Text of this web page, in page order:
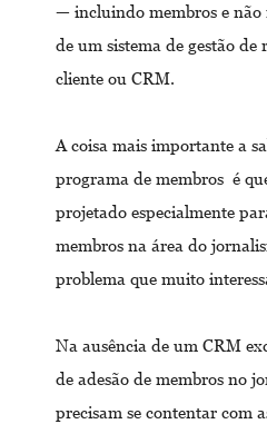
— incluindo membros e
de um sistema de gestão
cliente ou CRM.
A coisa mais importante a
programa de membros é
projetado especialmente
membros na área do
problema que muito
Na ausência de um CRM
de adesão de membros no
precisam se contentar com